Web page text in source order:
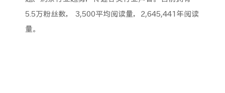
5.5万粉丝数， 3,500平均阅读量，2,645,441年阅读
量。